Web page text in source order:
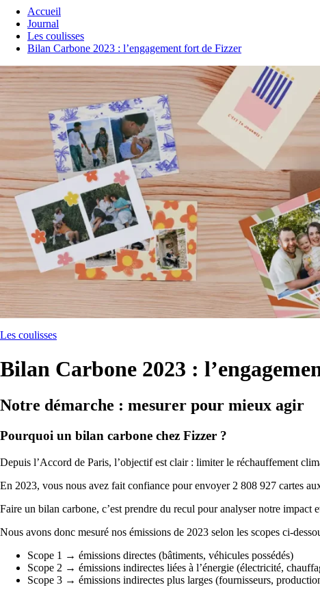
Accueil
Journal
Les coulisses
Bilan Carbone 2023 : l’engagement fort de Fizzer
Les coulisses
Bilan Carbone 2023 :
Notre démarche : mesurer pour mieux agir
Pourquoi un bilan carbone chez Fizzer ?
Depuis l’Accord de Paris, l’objectif est clair : limiter le réchauffement
En 2023, vous nous avez fait confiance pour envoyer 2 808 927 cartes
Faire un bilan carbone, c’est prendre du recul pour analyser notre impact
Nous avons donc mesuré nos émissions de 2023 selon les scopes ci-
Scope 1 → émissions directes (bâtiments, véhicules possédés)
Scope 2 → émissions indirectes liées à l’énergie (électricité,
Scope 3 → émissions indirectes plus larges (fournisseurs,